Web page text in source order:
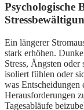
Psychologische
Ein längerer
stark erhöhen.
Stress, Ängsten
isoliert fühlen oder
was Entscheidungen
Herausforderungen
Tagesabläufe